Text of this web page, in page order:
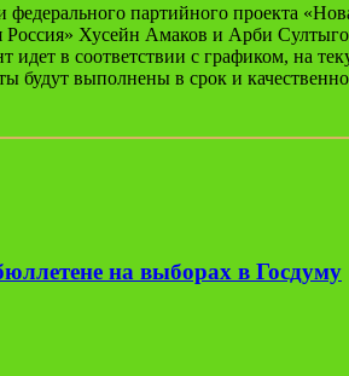
федерального партийного проекта
Хусейн Амаков и Арби
в соответствии с графиком, на
выполнены в срок и
на выборах в Госдуму